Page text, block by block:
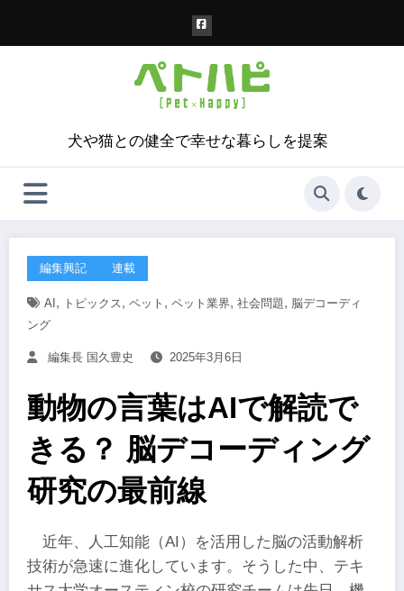
犬や猫との健全で幸せな暮らしを提案
編集興記 連載
AI , トピックス, ペット , ペット業界, 社会問題, 脳デコーディ
ング
編集長 国久豊史 2025年3月6日
動物の言葉はAIで解読で
きる？ 脳デコーディング
研究の最前線
近年、人工知能（AI）を活用した脳の活動解析
技術が急速に進化しています。そうした中、テキ